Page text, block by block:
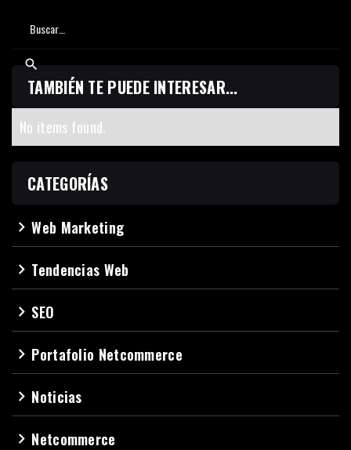
TAMBIÉN TE PUEDE INTERESAR...
No items found.
CATEGORÍAS
navigate_nextWeb Marketing
navigate_next Tendencias Web
navigate_next SEO
navigate_next Portafolio Netcommerce
navigate_next Noticias
navigate_next Netcommerce